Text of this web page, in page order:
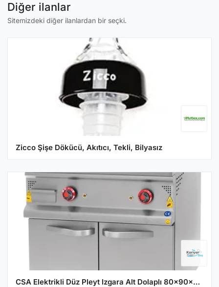
Diğer ilanlar
Sitemizdeki diğer ilanlardan bir seçki.
Zicco Şişe Dökücü, Akıtıcı, Tekli, Bilyasız
CSA Elektrikli Düz Pleyt Izgara Alt Dolaplı 80x90x85 cm KRCS.IZDPE.890